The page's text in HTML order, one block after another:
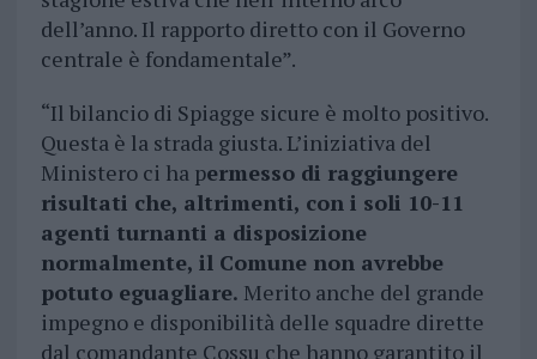
dell’anno. Il rapporto diretto con il Governo
centrale è fondamentale”.
“Il bilancio di Spiagge sicure è molto positivo.
Questa è la strada giusta. L’iniziativa del
Ministero ci ha permesso di raggiungere
risultati che, altrimenti, con i soli 10-11
agenti turnanti a disposizione
normalmente, il Comune non avrebbe
potuto eguagliare. Merito anche del grande
impegno e disponibilità delle squadre dirette
dal comandante Cossu che hanno garantito il